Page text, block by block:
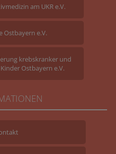
am UKR e.V.
Ostbayern e.V.
krebskranker und
Ostbayern e.V.